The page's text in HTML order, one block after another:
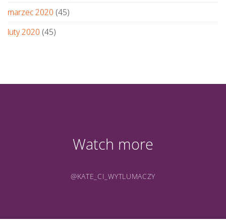
marzec 2020 (45)
luty 2020 (45)
Watch more
@KATE_CI_WYTLUMACZY